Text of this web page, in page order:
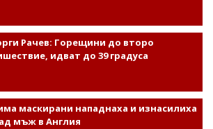
Рачев: Горещини до второ
идват до 39 градуса
маскирани нападнаха и изнасилиха
мъж в Англия